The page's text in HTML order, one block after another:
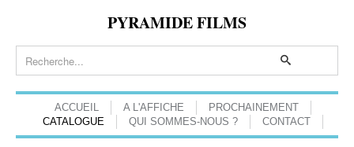
PYRAMIDE FILMS
ACCUEIL A L'AFFICHE
PROCHAINEMENT
CATALOGUE
QUI SOMMES-NOUS ? CONTACT